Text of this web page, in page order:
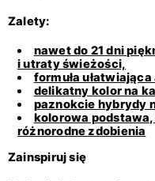
Zalety:
nawet do 21 dni
i utraty świeżości,
formuła
delikatny kolor na
paznokcie hybrydy
kolorowa
różnorodne zdobienia
Zainspiruj się